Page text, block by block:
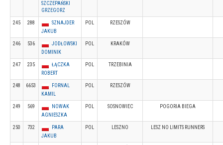
SZCZEPAŃSKI
GRZEGORZ
245 288
SZNAJDER
JAKUB
POL RZESZÓW
246 536
JODŁOWSKI
DOMINIK
POL KRAKÓW
247 235
ŁĄCZKA
ROBERT
POL TRZEBINIA
248 6653
FORNAL
KAMIL
POL RZESZÓW
249 569
NOWAK
AGNIESZKA
POL SOSNOWIEC POGORIA BIEGA
250 732
PARA
JAKUB
POL LESZNO LESZ NO LIMITS RUNNERS